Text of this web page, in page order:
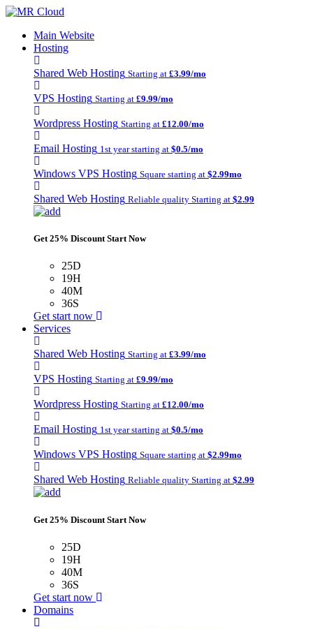
Main Website
Hosting
Shared Web Hosting Starting at £3.99/mo
VPS Hosting Starting at £9.99/mo
Wordpress Hosting Starting at £12.00/mo
Email Hosting 1st year starting at $0.5/mo
Windows VPS Hosting Square starting at $2.99mo
Shared Web Hosting Reliable quality Starting at $2.99
Get 25% Discount Start Now
25D
19H
40M
36S
Get start now
Services
Shared Web Hosting Starting at £3.99/mo
VPS Hosting Starting at £9.99/mo
Wordpress Hosting Starting at £12.00/mo
Email Hosting 1st year starting at $0.5/mo
Windows VPS Hosting Square starting at $2.99mo
Shared Web Hosting Reliable quality Starting at $2.99
Get 25% Discount Start Now
25D
19H
40M
36S
Get start now
Domains